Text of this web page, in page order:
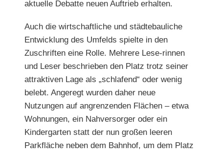
aktuelle Debatte neuen Auftrieb erhalten.
Auch die wirtschaftliche und städtebauliche
Entwicklung des Umfelds spielte in den
Zuschriften eine Rolle. Mehrere Lese-rinnen
und Leser beschrieben den Platz trotz seiner
attraktiven Lage als „schlafend“ oder wenig
belebt. Angeregt wurden daher neue
Nutzungen auf angrenzenden Flächen – etwa
Wohnungen, ein Nahversorger oder ein
Kindergarten statt der nun großen leeren
Parkfläche neben dem Bahnhof, um dem Platz